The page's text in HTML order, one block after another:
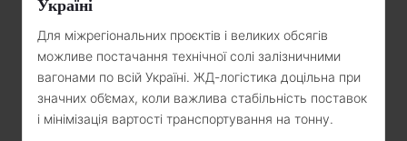
Україні
Для міжрегіональних проєктів і великих обсягів
можливе постачання технічної солі залізничними
вагонами по всій Україні. ЖД-логістика доцільна при
значних об’ємах, коли важлива стабільність поставок
і мінімізація вартості транспортування на тонну.